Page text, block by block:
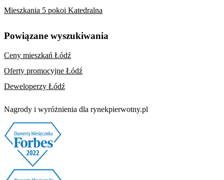
Mieszkania 5 pokoi Katedralna
Powiązane wyszukiwania
Ceny mieszkań Łódź
Oferty promocyjne Łódź
Deweloperzy Łódź
Nagrody i wyróżnienia dla rynekpierwotny.pl